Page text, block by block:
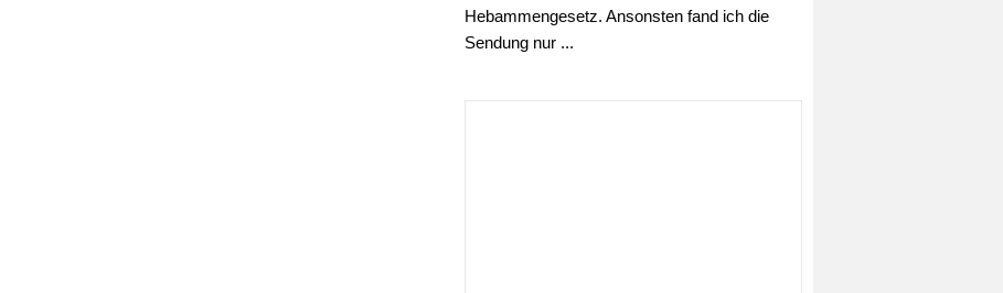
Hebammengesetz. Ansonsten fand ich die
Sendung nur ...